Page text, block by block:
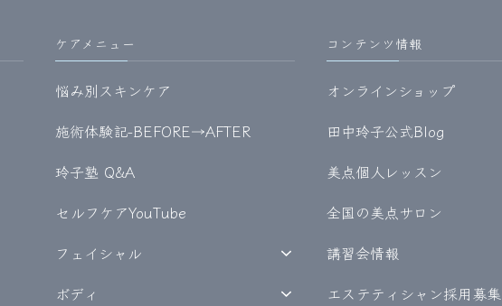
ケアメニュー
悩み別スキンケア
施術体験記-BEFORE→AFTER
玲子塾 Q&A
セルフケアYouTube
フェイシャル
ボディ
コンテンツ情報
オンラインショップ
田中玲子公式Blog
美点個人レッスン
全国の美点サロン
講習会情報
エステティシャン採用募集